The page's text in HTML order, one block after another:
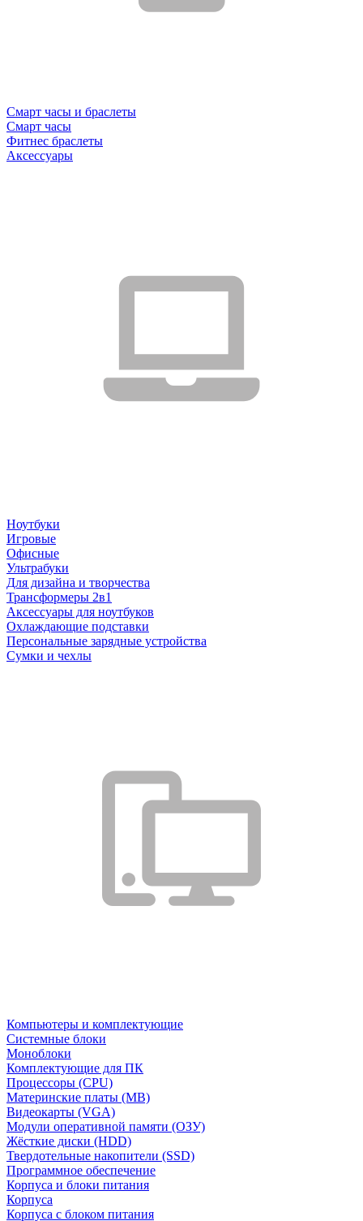
Смарт часы и браслеты
Смарт часы
Фитнес браслеты
Аксессуары
Ноутбуки
Игровые
Офисные
Ультрабуки
Для дизайна и творчества
Трансформеры 2в1
Аксессуары для ноутбуков
Охлаждающие подставки
Персональные зарядные устройства
Сумки и чехлы
Компьютеры и комплектующие
Системные блоки
Моноблоки
Комплектующие для ПК
Процессоры (CPU)
Материнские платы (MB)
Видеокарты (VGA)
Модули оперативной памяти (ОЗУ)
Жёсткие диски (HDD)
Твердотельные накопители (SSD)
Программное обеспечение
Корпуса и блоки питания
Корпуса
Корпуса с блоком питания